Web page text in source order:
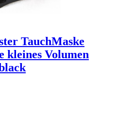
TauchMaske
kleines Volumen